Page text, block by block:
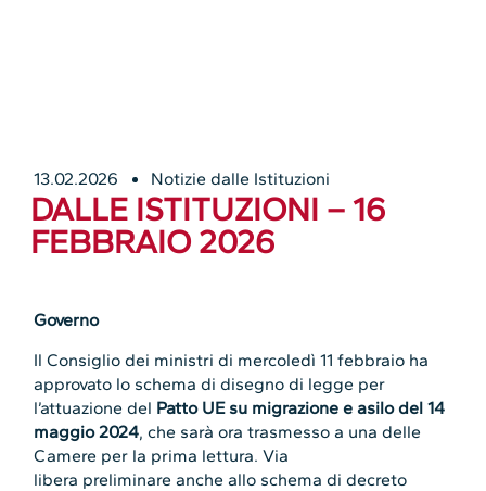
13.02.2026 Notizie dalle Istituzioni
DALLE ISTITUZIONI – 16
FEBBRAIO 2026
Governo
Il Consiglio dei ministri di mercoledì 11 febbraio ha
approvato lo schema di disegno di legge per
l’attuazione del Patto UE su migrazione e asilo del 14
maggio 2024, che sarà ora trasmesso a una delle
Camere per la prima lettura. Via
libera preliminare anche allo schema di decreto